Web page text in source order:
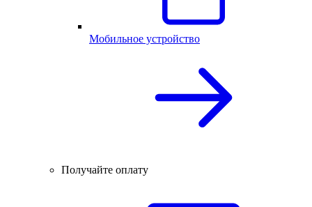
Мобильное устройство
Получайте оплату